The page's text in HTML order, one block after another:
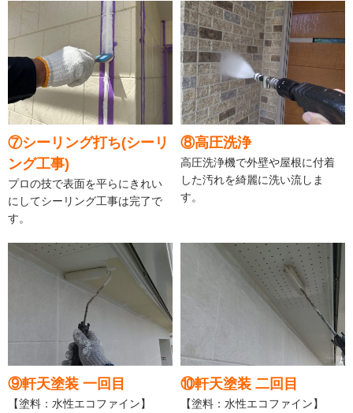
⑦シーリング打ち(シーリ
ング工事)
プロの技で表面を平らにきれい
にしてシーリング工事は完了で
す。
⑧高圧洗浄
高圧洗浄機で外壁や屋根に付着
した汚れを綺麗に洗い流しま
す。
⑨軒天塗装 一回目
【塗料：水性エコファイン】
⑩軒天塗装 二回目
【塗料：水性エコファイン】